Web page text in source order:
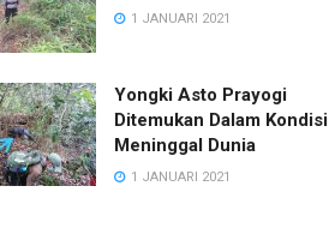
1 JANUARI 2021
Yongki Asto Prayogi
Ditemukan Dalam Kondisi
Meninggal Dunia
1 JANUARI 2021